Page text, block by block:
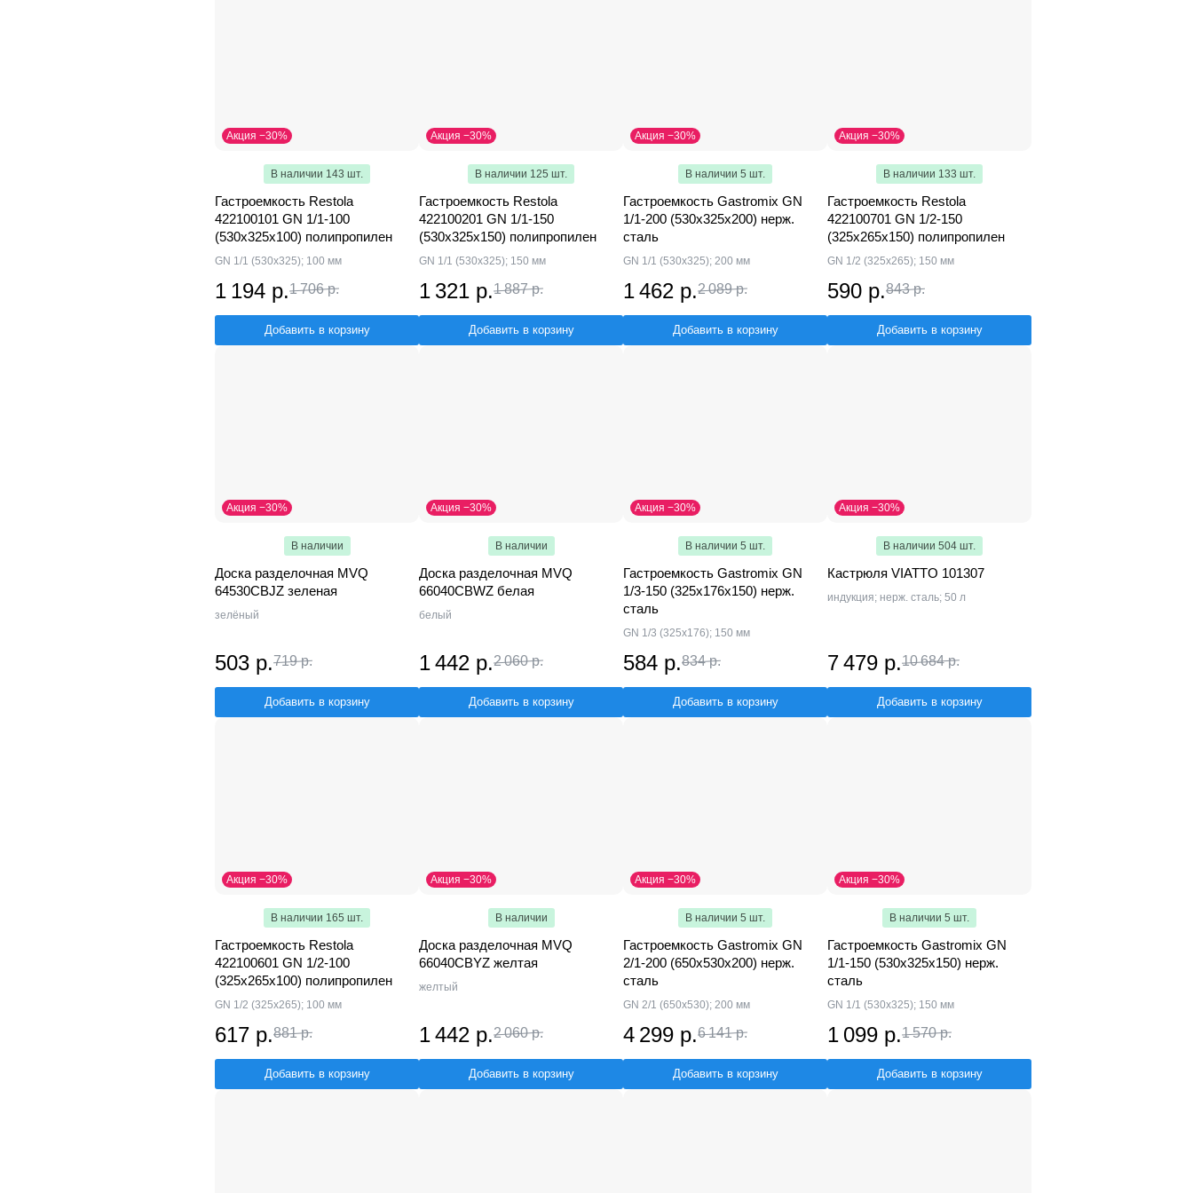
Акция −30%
В наличии 143 шт.
Гастроемкость Restola
422100101 GN 1/1-100
(530х325х100) полипропилен
GN 1/1 (530х325); 100 мм
1 194 р.1 706 р.
Добавить в корзину
Акция −30%
В наличии 125 шт.
Гастроемкость Restola
422100201 GN 1/1-150
(530х325х150) полипропилен
GN 1/1 (530х325); 150 мм
1 321 р.1 887 р.
Добавить в корзину
Акция −30%
В наличии 5 шт.
Гастроемкость Gastromix GN
1/1-200 (530х325х200) нерж.
сталь
GN 1/1 (530х325); 200 мм
1 462 р.2 089 р.
Добавить в корзину
Акция −30%
В наличии 133 шт.
Гастроемкость Restola
422100701 GN 1/2-150
(325х265х150) полипропилен
GN 1/2 (325x265); 150 мм
590 р.843 р.
Добавить в корзину
Акция −30%
В наличии
Доска разделочная MVQ
64530CBJZ зеленая
зелёный
503 р.719 р.
Добавить в корзину
Акция −30%
В наличии
Доска разделочная MVQ
66040CBWZ белая
белый
1 442 р.2 060 р.
Добавить в корзину
Акция −30%
В наличии 5 шт.
Гастроемкость Gastromix GN
1/3-150 (325х176x150) нерж.
сталь
GN 1/3 (325x176); 150 мм
584 р.834 р.
Добавить в корзину
Акция −30%
В наличии 504 шт.
Кастрюля VIATTO 101307
индукция; нерж. сталь; 50 л
7 479 р.10 684 р.
Добавить в корзину
Акция −30%
В наличии 165 шт.
Гастроемкость Restola
422100601 GN 1/2-100
(325x265x100) полипропилен
GN 1/2 (325x265); 100 мм
617 р.881 р.
Добавить в корзину
Акция −30%
В наличии
Доска разделочная MVQ
66040CBYZ желтая
желтый
1 442 р.2 060 р.
Добавить в корзину
Акция −30%
В наличии 5 шт.
Гастроемкость Gastromix GN
2/1-200 (650х530х200) нерж.
сталь
GN 2/1 (650x530); 200 мм
4 299 р.6 141 р.
Добавить в корзину
Акция −30%
В наличии 5 шт.
Гастроемкость Gastromix GN
1/1-150 (530х325х150) нерж.
сталь
GN 1/1 (530х325); 150 мм
1 099 р.1 570 р.
Добавить в корзину